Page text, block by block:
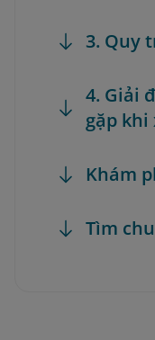
3. Quy
4. Giải
gặp khi
Khám
Tìm